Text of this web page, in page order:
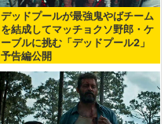
デッドプールが最強鬼やばチーム
を結成してマッチョクソ野郎・ケ
ーブルに挑む「デッドプール2」
予告編公開